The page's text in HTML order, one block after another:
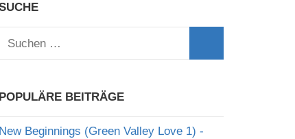
Suchen
nach:
POPULÄRE BEITRÄGE
New Beginnings (Green Valley Love 1) -